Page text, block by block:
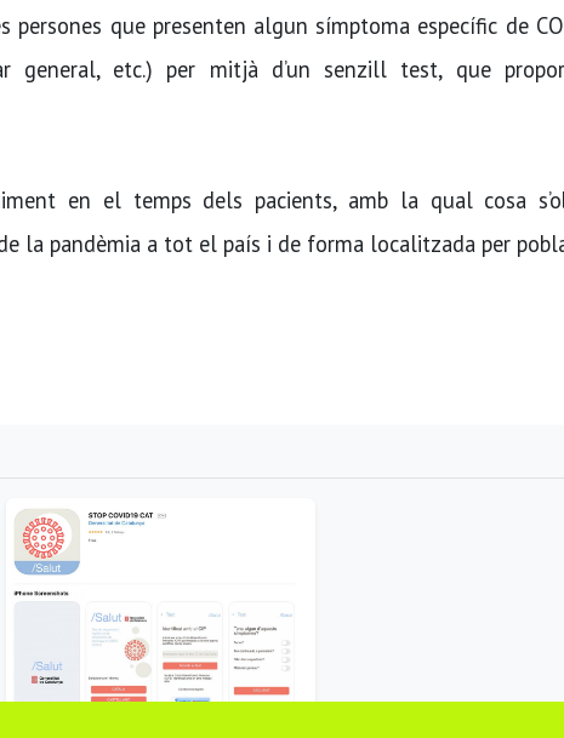
persones que presenten algun símptoma específic de
general, etc.) per mitjà d’un senzill test, que
en el temps dels pacients, amb la qual cosa
la pandèmia a tot el país i de forma localitzada per